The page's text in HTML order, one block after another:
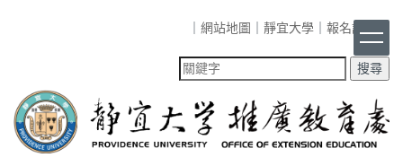
容
區
網站地圖 靜宜大學 報名課程